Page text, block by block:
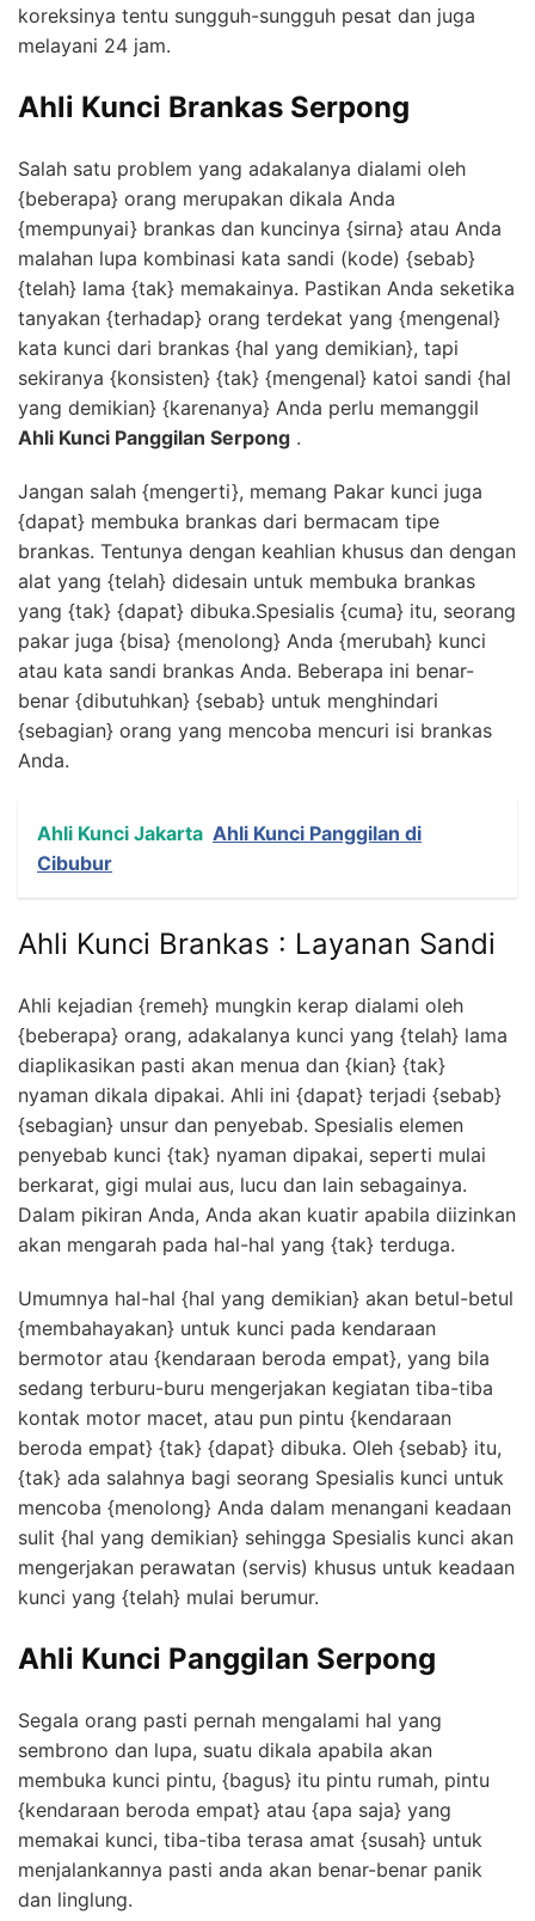
koreksinya tentu sungguh-sungguh pesat dan juga
melayani 24 jam.
Ahli Kunci Brankas Serpong
Salah satu problem yang adakalanya dialami oleh
{beberapa} orang merupakan dikala Anda
{mempunyai} brankas dan kuncinya {sirna} atau Anda
malahan lupa kombinasi kata sandi (kode) {sebab}
{telah} lama {tak} memakainya. Pastikan Anda seketika
tanyakan {terhadap} orang terdekat yang {mengenal}
kata kunci dari brankas {hal yang demikian}, tapi
sekiranya {konsisten} {tak} {mengenal} katoi sandi {hal
yang demikian} {karenanya} Anda perlu memanggil
Ahli Kunci Panggilan Serpong .
Jangan salah {mengerti}, memang Pakar kunci juga
{dapat} membuka brankas dari bermacam tipe
brankas. Tentunya dengan keahlian khusus dan dengan
alat yang {telah} didesain untuk membuka brankas
yang {tak} {dapat} dibuka.Spesialis {cuma} itu, seorang
pakar juga {bisa} {menolong} Anda {merubah} kunci
atau kata sandi brankas Anda. Beberapa ini benar-
benar {dibutuhkan} {sebab} untuk menghindari
{sebagian} orang yang mencoba mencuri isi brankas
Anda.
Ahli Kunci Jakarta Ahli Kunci Panggilan di
Cibubur
Ahli Kunci Brankas : Layanan Sandi
Ahli kejadian {remeh} mungkin kerap dialami oleh
{beberapa} orang, adakalanya kunci yang {telah} lama
diaplikasikan pasti akan menua dan {kian} {tak}
nyaman dikala dipakai. Ahli ini {dapat} terjadi {sebab}
{sebagian} unsur dan penyebab. Spesialis elemen
penyebab kunci {tak} nyaman dipakai, seperti mulai
berkarat, gigi mulai aus, lucu dan lain sebagainya.
Dalam pikiran Anda, Anda akan kuatir apabila diizinkan
akan mengarah pada hal-hal yang {tak} terduga.
Umumnya hal-hal {hal yang demikian} akan betul-betul
{membahayakan} untuk kunci pada kendaraan
bermotor atau {kendaraan beroda empat}, yang bila
sedang terburu-buru mengerjakan kegiatan tiba-tiba
kontak motor macet, atau pun pintu {kendaraan
beroda empat} {tak} {dapat} dibuka. Oleh {sebab} itu,
{tak} ada salahnya bagi seorang Spesialis kunci untuk
mencoba {menolong} Anda dalam menangani keadaan
sulit {hal yang demikian} sehingga Spesialis kunci akan
mengerjakan perawatan (servis) khusus untuk keadaan
kunci yang {telah} mulai berumur.
Ahli Kunci Panggilan Serpong
Segala orang pasti pernah mengalami hal yang
sembrono dan lupa, suatu dikala apabila akan
membuka kunci pintu, {bagus} itu pintu rumah, pintu
{kendaraan beroda empat} atau {apa saja} yang
memakai kunci, tiba-tiba terasa amat {susah} untuk
menjalankannya pasti anda akan benar-benar panik
dan linglung.